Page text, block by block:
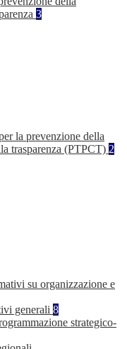
3
la prevenzione della
trasparenza (PTPCT) 2
su organizzazione e
generali 8
strategico-